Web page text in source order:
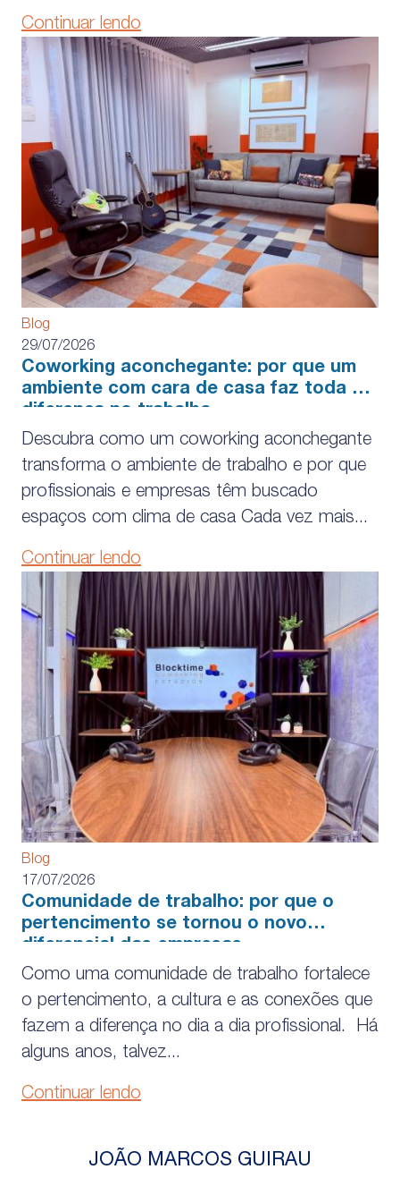
Continuar lendo
Blog
29/07/2026
Coworking aconchegante: por que um
ambiente com cara de casa faz toda a
diferença no trabalho
Descubra como um coworking aconchegante
transforma o ambiente de trabalho e por que
profissionais e empresas têm buscado
espaços com clima de casa Cada vez mais...
Continuar lendo
Blog
17/07/2026
Comunidade de trabalho: por que o
pertencimento se tornou o novo
diferencial das empresas
Como uma comunidade de trabalho fortalece
o pertencimento, a cultura e as conexões que
fazem a diferença no dia a dia profissional. Há
alguns anos, talvez...
Continuar lendo
JOÃO MARCOS GUIRAU